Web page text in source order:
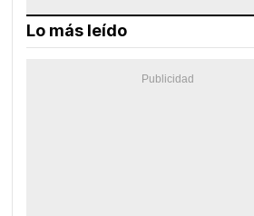
Lo más leído